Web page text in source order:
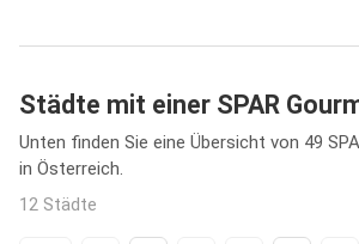
Städte mit einer SPAR
Unten finden Sie eine Übersicht von 49
in Österreich.
12 Städte